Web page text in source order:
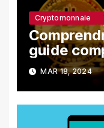
Cryptomonnaie
guide
MAR 18, 2024